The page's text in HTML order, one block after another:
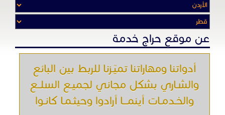
تصفح في الموقع
الرئيسية
باقات الإعلانات
شروط الاستخدام
اتصل بنا